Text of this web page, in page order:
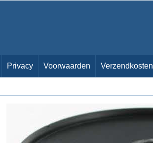
Privacy Voorwaarden Verzendkosten